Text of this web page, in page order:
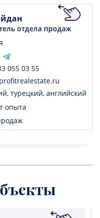
отдела продаж
055 03 55
турецкий, английский
опыта